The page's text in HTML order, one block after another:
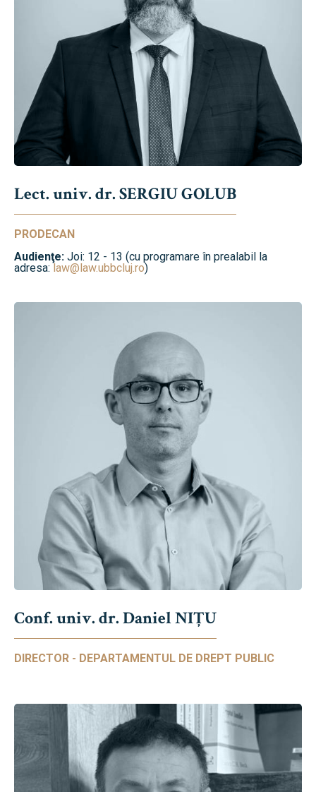
Lect. univ. dr. SERGIU GOLUB
PRODECAN
Audienţe: Joi: 12 - 13 (cu programare în prealabil la
adresa:law@law.ubbcluj.ro)
Conf. univ. dr. Daniel NIŢU
DIRECTOR - DEPARTAMENTUL DE DREPT PUBLIC